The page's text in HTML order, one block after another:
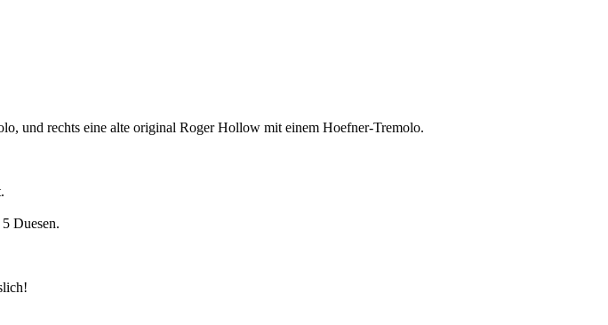
und rechts eine alte original Roger Hollow mit einem Hoefner-Tremolo.
Duesen.